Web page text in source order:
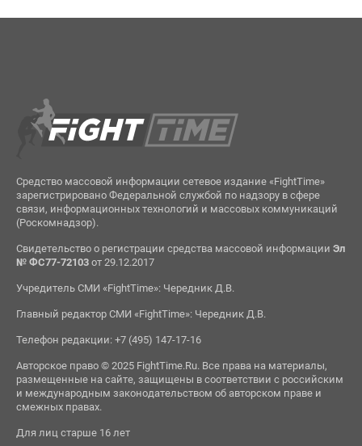
Средство массовой информации сетевое издание «FightTime»
зарегистрировано Федеральной службой по надзору в сфере
связи, информационных технологий и массовых коммуникаций
(Роскомнадзор).
Свидетельство о регистрации средства массовой информации Эл
№ ФС77-72103от 29.12.2017
Учредитель СМИ «FightTime»: Чередник Д.В.
Главный редактор СМИ «FightTime»: Чередник Д.В.
Телефон редакции: +7 (495) 147-17-16
Авторское право © 2025 FightTime.Ru. Все права на материалы,
размещенные на сайте, защищены в соответствии с российским
и международным законодательством об авторском праве и
смежных правах.
Для лиц старше 16 лет